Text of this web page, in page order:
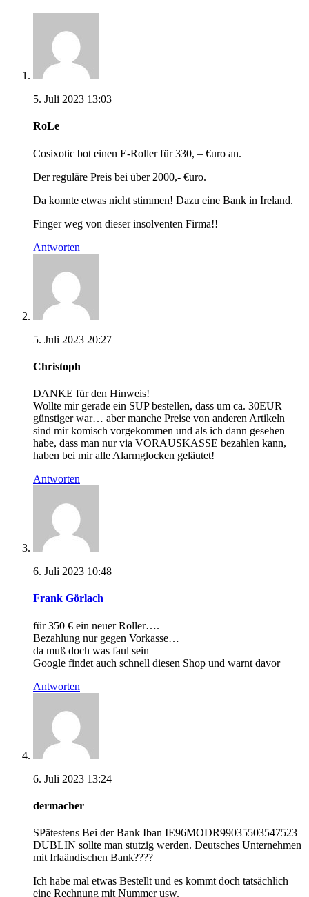
5. Juli 2023 13:03
RoLe
Cosixotic bot einen E-Roller für 330, – €uro an.
Der reguläre Preis bei über 2000,- €uro.
Da konnte etwas nicht stimmen! Dazu eine Bank in Ireland.
Finger weg von dieser insolventen Firma!!
Antworten
5. Juli 2023 20:27
Christoph
DANKE für den Hinweis!
Wollte mir gerade ein SUP bestellen, dass um ca. 30EUR
günstiger war… aber manche Preise von anderen Artikeln
sind mir komisch vorgekommen und als ich dann gesehen
habe, dass man nur via VORAUSKASSE bezahlen kann,
haben bei mir alle Alarmglocken geläutet!
Antworten
6. Juli 2023 10:48
Frank Görlach
für 350 € ein neuer Roller….
Bezahlung nur gegen Vorkasse…
da muß doch was faul sein
Google findet auch schnell diesen Shop und warnt davor
Antworten
6. Juli 2023 13:24
dermacher
SPätestens Bei der Bank Iban IE96MODR99035503547523
DUBLIN sollte man stutzig werden. Deutsches Unternehmen
mit Irlaändischen Bank????
Ich habe mal etwas Bestellt und es kommt doch tatsächlich
eine Rechnung mit Nummer usw.